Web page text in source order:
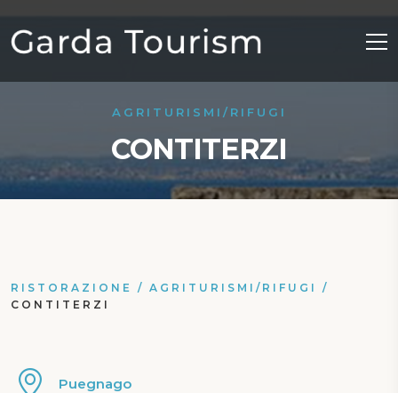
AGRITURISMI/RIFUGI
CONTITERZI
RISTORAZIONE / AGRITURISMI/RIFUGI
/
CONTITERZI
Puegnago